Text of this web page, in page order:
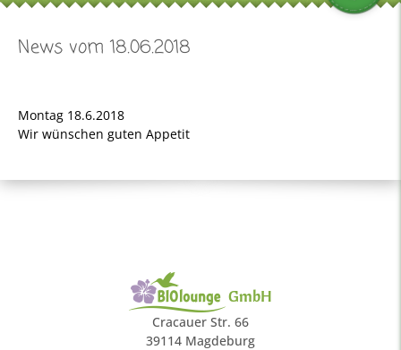
News vom 18.06.2018
Montag 18.6.2018
Wir wünschen guten Appetit
GmbH
Cracauer Str. 66
39114 Magdeburg